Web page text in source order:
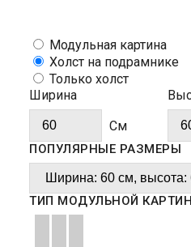
Модульная картина
Холст на подрамнике
Только холст
Ширина
Cм
ПОПУЛЯРНЫЕ РАЗМЕРЫ
ТИП МОДУЛЬНОЙ